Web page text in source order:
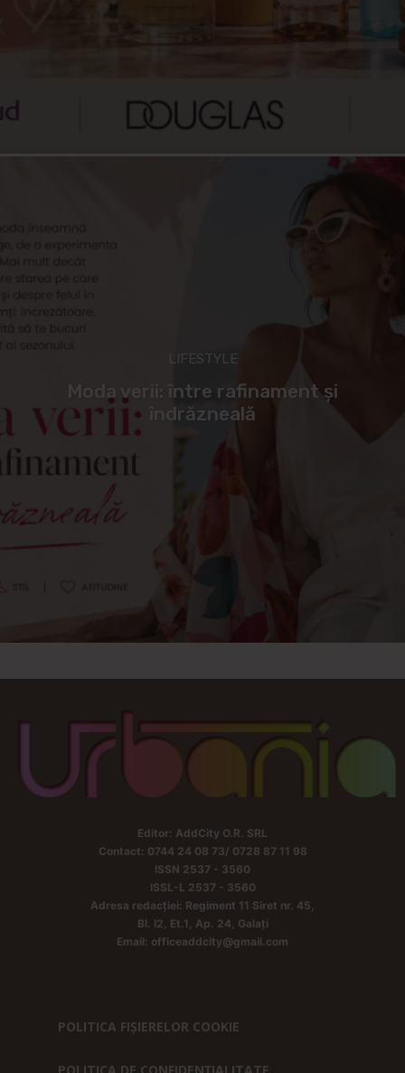
LIFESTYLE
Moda verii: între rafinament și
îndrăzneală
Editor: AddCity O.R. SRL
Contact: 0744 24 08 73/ 0728 87 11 98
ISSN 2537 - 3560
ISSL-L 2537 - 3560
Adresa redacției: Regiment 11 Siret nr. 45,
Bl. I2, Et.1, Ap. 24, Galați
Email: officeaddcity@gmail.com
POLITICA FIȘIERELOR COOKIE